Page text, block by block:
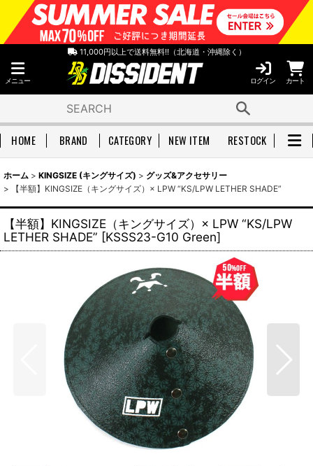
11,000円以上で送料無料!!（北海道・沖縄除く）
メニュー ログイン カート
HOME BRAND CATEGORY NEW ITEM RESTOCK
ホーム > KINGSIZE (キングサイズ) > グッズ&アクセサリー
>
【半額】KINGSIZE（キングサイズ）× LPW “KS/LPW LETHER SHADE”
【半額】KINGSIZE（キングサイズ）× LPW “KS/LPW
LETHER SHADE” [KSSS23-G10 Green]